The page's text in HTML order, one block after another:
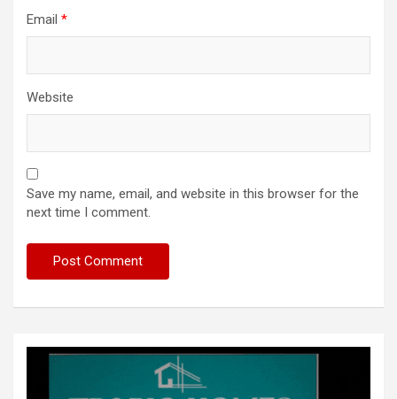
Email *
Website
Save my name, email, and website in this browser for the
next time I comment.